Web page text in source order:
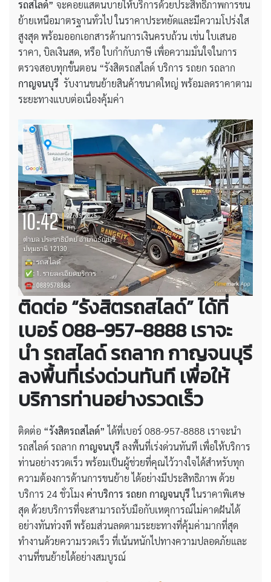
รถสไลด์” จะคอยแสตนบายให้บริการด้วยประสิทธิภาพการขน
ย้ายเหนือมาตรฐานทั่วไป ในราคาประหยัดและมีความโปร่งใส
สูงสุด พร้อมออกเอกสารด้านการเงินครบถ้วน เช่น ใบเสนอ
ราคา, บิลเงินสด, หรือ ใบกำกับภาษี เพื่อความมั่นใจในการ
ตรวจสอบทุกขั้นตอน “รังสิตรถสไลด์ บริการ รถยก รถลาก
กาญจนบุรี รับงานขนย้ายสินค้าขนาดใหญ่ พร้อมลดราคาตาม
ระยะทางแบบต่อเนื่องคุ้มค่า
ติดต่อ “รังสิตรถสไลด์” ได้ที่
เบอร์ 088-957-8888 เราจะ
นำ รถสไลด์ รถลาก กาญจนบุรี
ลงพื้นที่เร่งด่วนทันที เพื่อให้
บริการท่านอย่างรวดเร็ว
ติดต่อ “รังสิตรถสไลด์” ได้ที่เบอร์ 088-957-8888 เราจะนำ
รถสไลด์ รถลาก กาญจนบุรี ลงพื้นที่เร่งด่วนทันที เพื่อให้บริการ
ท่านอย่างรวดเร็ว พร้อมเป็นผู้ช่วยที่คุณไว้วางใจได้สำหรับทุก
ความต้องการด้านการขนย้าย ได้อย่างมีประสิทธิภาพ ด้วย
บริการ 24 ชั่วโมง ค่าบริการ รถยก กาญจนบุรีในราคาพิเศษ
สุด ด้วยบริการที่จะสามารถรับมือกับเหตุการณ์ไม่คาดฝันได้
อย่างทันท่วงที พร้อมส่วนลดตามระยะทางที่คุ้มค่ามากที่สุด
ทำงานด้วยความรวดเร็ว ที่เน้นหนักไปทางความปลอดภัยและ
งานที่ขนย้ายได้อย่างสมบูรณ์